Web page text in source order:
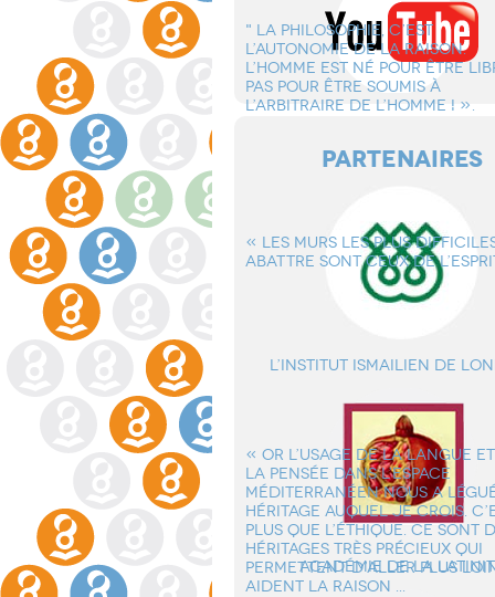
" LA PHILOSOPHIE, C’EST
L’AUTONOMIE DE LA RAISON.
L’HOMME EST Né POUR êTRE
PAS POUR êTRE SOUMIS à
L’ARBITRAIRE DE L’HOMME ! ».
« LES MURS LES PLUS
ABATTRE SONT CEUX DE
« OR L’USAGE DE LA LANGUE
LA PENSÉE DANS L’ESPACE
MÉDITERRANÉEN NOUS A
HÉRITAGE AUQUEL JE CROIS.
PLUS QUE L’ÉTHIQUE. CE SONT
HÉRITAGES TRÈS PRÉCIEUX QUI
PERMETTENT D’ALLER PLUS
AIDENT LA RAISON ...
PARTENAIRES
L’institut ismailien de
Académie de la